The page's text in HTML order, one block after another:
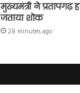
मुख्यमंत्री ने प्रतापगढ़
जताया शोक
28 minutes ago